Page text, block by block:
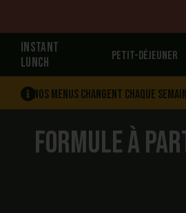
INSTANT
LUNCH
Petit-déjeuner
Nos menus changent chaque
Formule à